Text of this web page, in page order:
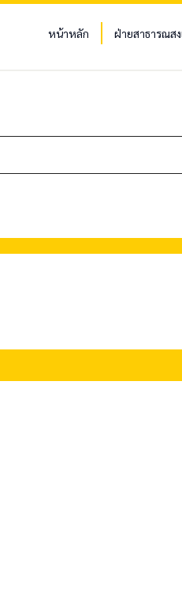
หน้าหลัก ฝ่ายสาธารณส